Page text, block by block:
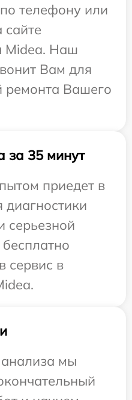
телефону или
сайте
Midea. Наш
Вам для
ремонта Вашего
за 35 минут
приедет в
серьезной
сервис в
мы